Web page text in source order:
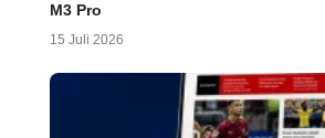
M3 Pro
15 Juli 2026